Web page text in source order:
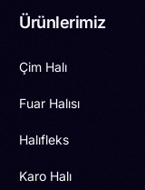
Ürünlerimiz
Çim Halı
Fuar Halısı
Halıfleks
Karo Halı